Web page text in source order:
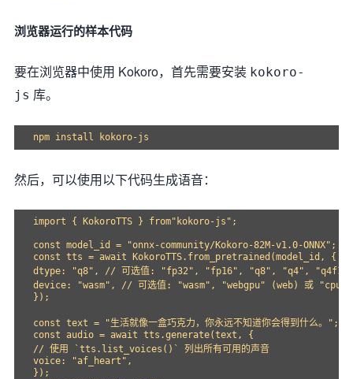
浏览器运行的样本代码
要在浏览器中使用 Kokoro，首先需要安装 kokoro-
js 库。
然后，可以使用以下代码生成语音：
import { KokoroTTS } from"kokoro-js";
const model_id = "onnx-community/Kokoro-82M-v1.0-ONNX";
const tts = await KokoroTTS.from_pretrained(model_id, {
dtype: "q8", // 可选值: "fp32", "fp16", "q8", "q4", "q4f16"
device: "wasm", // 可选值: "wasm", "webgpu" (web) 或 "cpu"
});
const text = "生活就像一盒巧克力，你永远不知道你会得到什么。";
const audio = await tts.generate(text, {
// 使用 `tts.list_voices()` 列出所有可用的声音
voice: "af_heart",
});